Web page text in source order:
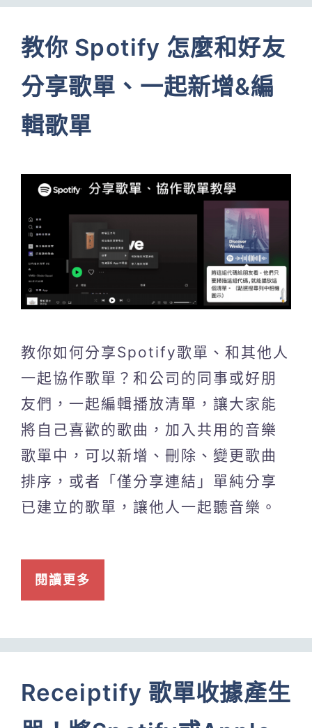
教你 Spotify 怎麼和好友
分享歌單、一起新增&編
輯歌單
教你如何分享Spotify歌單、和其他人
一起協作歌單？和公司的同事或好朋
友們，一起編輯播放清單，讓大家能
將自己喜歡的歌曲，加入共用的音樂
歌單中，可以新增、刪除、變更歌曲
排序，或者「僅分享連結」單純分享
已建立的歌單，讓他人一起聽音樂。
閱讀更多
Receiptify 歌單收據產生